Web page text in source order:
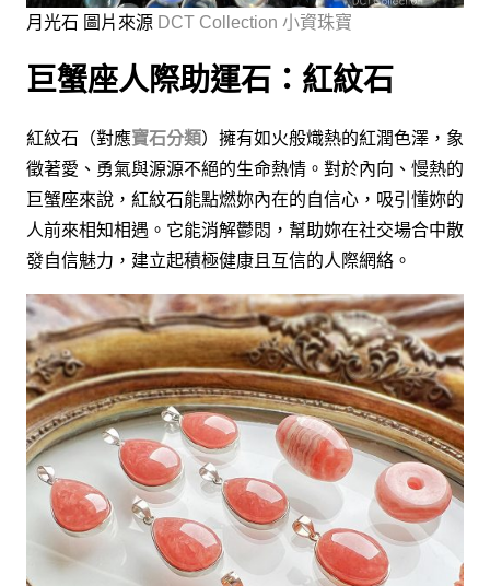
月光石 圖片來源 DCT Collection 小資珠寶
巨蟹座人際助運石：紅紋石
紅紋石（對應寶石分類）擁有如火般熾熱的紅潤色澤，象
徵著愛、勇氣與源源不絕的生命熱情。對於內向、慢熱的
巨蟹座來說，紅紋石能點燃妳內在的自信心，吸引懂妳的
人前來相知相遇。它能消解鬱悶，幫助妳在社交場合中散
發自信魅力，建立起積極健康且互信的人際網絡。